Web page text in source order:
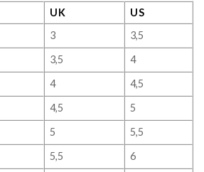
UK
US
3
3,5
3,5
4
4
4,5
4,5
5
5
5,5
5,5
6